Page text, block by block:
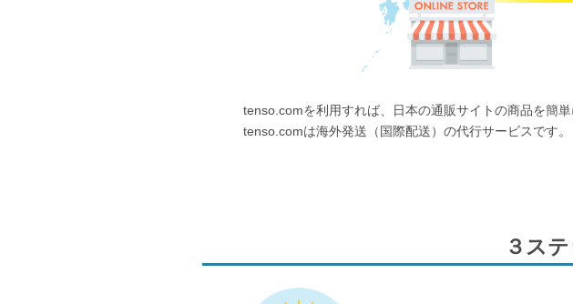
tenso.comを利用すれば、日本の通販サイトの商品を簡単
tenso.comは海外発送（国際配送）の代行サービスです。
３ス